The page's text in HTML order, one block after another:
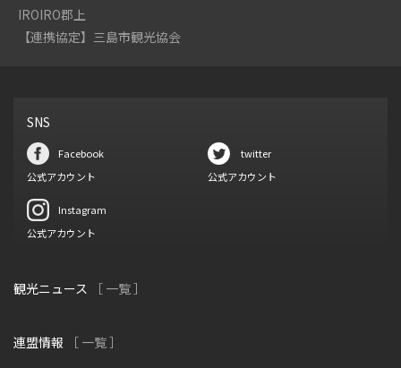
IROIRO郡上
【連携協定】三島市観光協会
SNS
Facebook
公式アカウント
twitter
公式アカウント
Instagram
公式アカウント
観光ニュース ［ 一覧 ］
連盟情報 ［ 一覧 ］